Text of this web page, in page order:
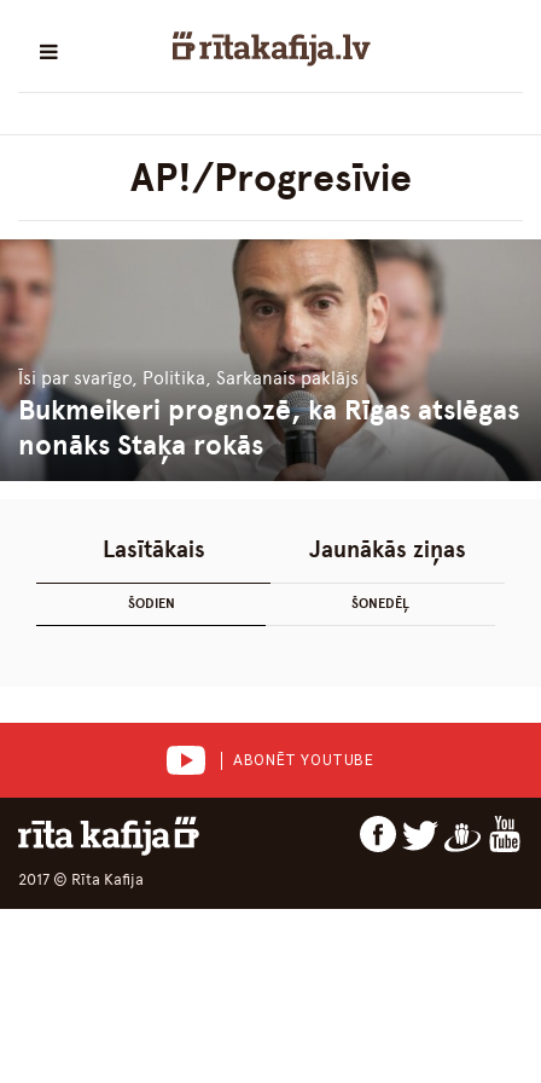
AP!/Progresīvie
Īsi par svarīgo, Politika, Sarkanais paklājs
Bukmeikeri prognozē, ka Rīgas atslēgas
nonāks Staķa rokās
Lasītākais
ŠODIEN ŠONEDĒĻ
Jaunākās ziņas
ABONĒT YOUTUBE
2017 © Rīta Kafija